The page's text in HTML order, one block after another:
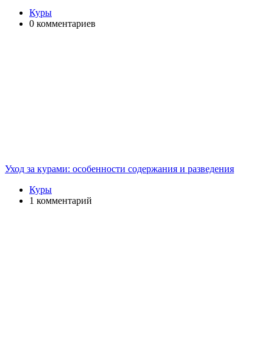
Куры
0 комментариев
Уход за курами: особенности содержания и разведения
Куры
1 комментарий